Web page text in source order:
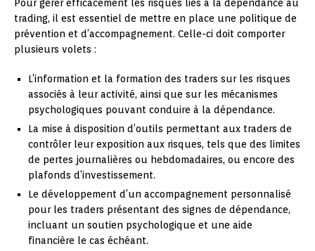
Pour gérer efficacement les risques liés à la dépendance au
trading, il est essentiel de mettre en place une politique de
prévention et d’accompagnement. Celle-ci doit comporter
plusieurs volets :
L’information et la formation des traders sur les risques
associés à leur activité, ainsi que sur les mécanismes
psychologiques pouvant conduire à la dépendance.
La mise à disposition d’outils permettant aux traders de
contrôler leur exposition aux risques, tels que des limites
de pertes journalières ou hebdomadaires, ou encore des
plafonds d’investissement.
Le développement d’un accompagnement personnalisé
pour les traders présentant des signes de dépendance,
incluant un soutien psychologique et une aide
financière le cas échéant.